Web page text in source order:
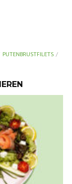
PUTENBRUSTFILETS